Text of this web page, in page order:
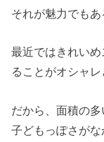
それが魅力でもあ
最近ではきれい
ることがオシャレ
だから、面積の
子どもっぽさが